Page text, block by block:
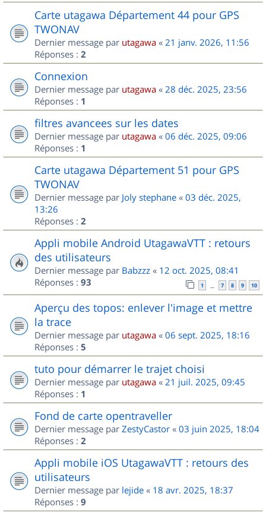
Carte utagawa Département 44 pour GPS
TWONAV
Dernier message par utagawa « 21 janv. 2026, 11:56
Réponses : 2
Connexion
Dernier message par utagawa « 28 déc. 2025, 23:56
Réponses : 1
filtres avancees sur les dates
Dernier message par utagawa « 06 déc. 2025, 09:06
Réponses : 1
Carte utagawa Département 51 pour GPS
TWONAV
Dernier message par Joly stephane « 03 déc. 2025,
13:26
Réponses : 2
Appli mobile Android UtagawaVTT : retours
des utilisateurs
Dernier message par Babzzz « 12 oct. 2025, 08:41
Réponses : 93 1 … 7 8 9 10
Aperçu des topos: enlever l'image et mettre
la trace
Dernier message par utagawa « 06 sept. 2025, 18:16
Réponses : 5
tuto pour démarrer le trajet choisi
Dernier message par utagawa « 21 juil. 2025, 09:45
Réponses : 1
Fond de carte opentraveller
Dernier message par ZestyCastor « 03 juin 2025, 18:04
Réponses : 2
Appli mobile iOS UtagawaVTT : retours des
utilisateurs
Dernier message par lejide « 18 avr. 2025, 18:37
Réponses : 9